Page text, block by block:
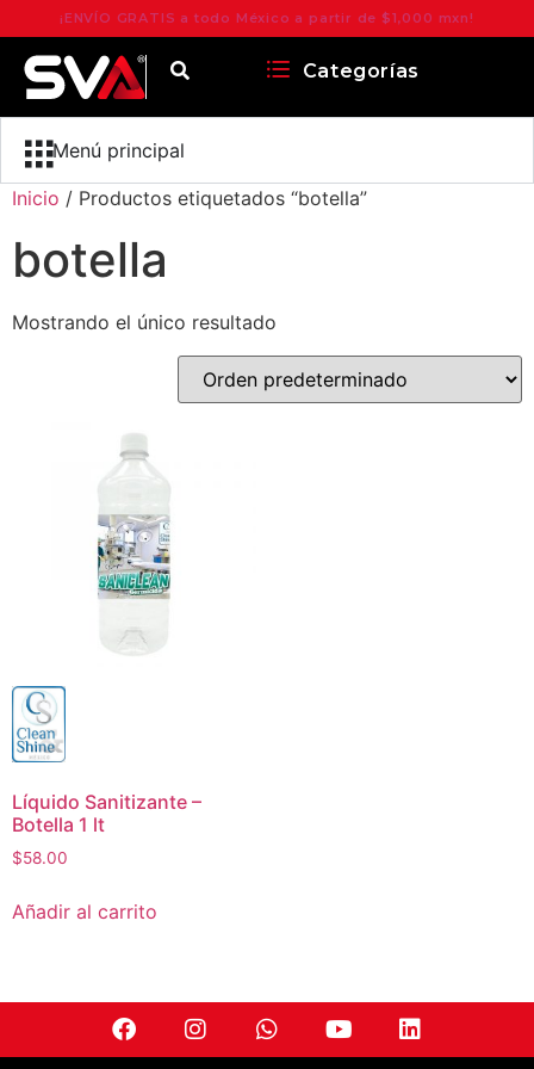
¡ENVÍO GRATIS a todo México a partir de $1,000 mxn!
Categorías
Menú principal
Inicio / Productos etiquetados “botella”
botella
Mostrando el único resultado
Líquido Sanitizante –
Botella 1 lt
$58.00
Añadir al carrito